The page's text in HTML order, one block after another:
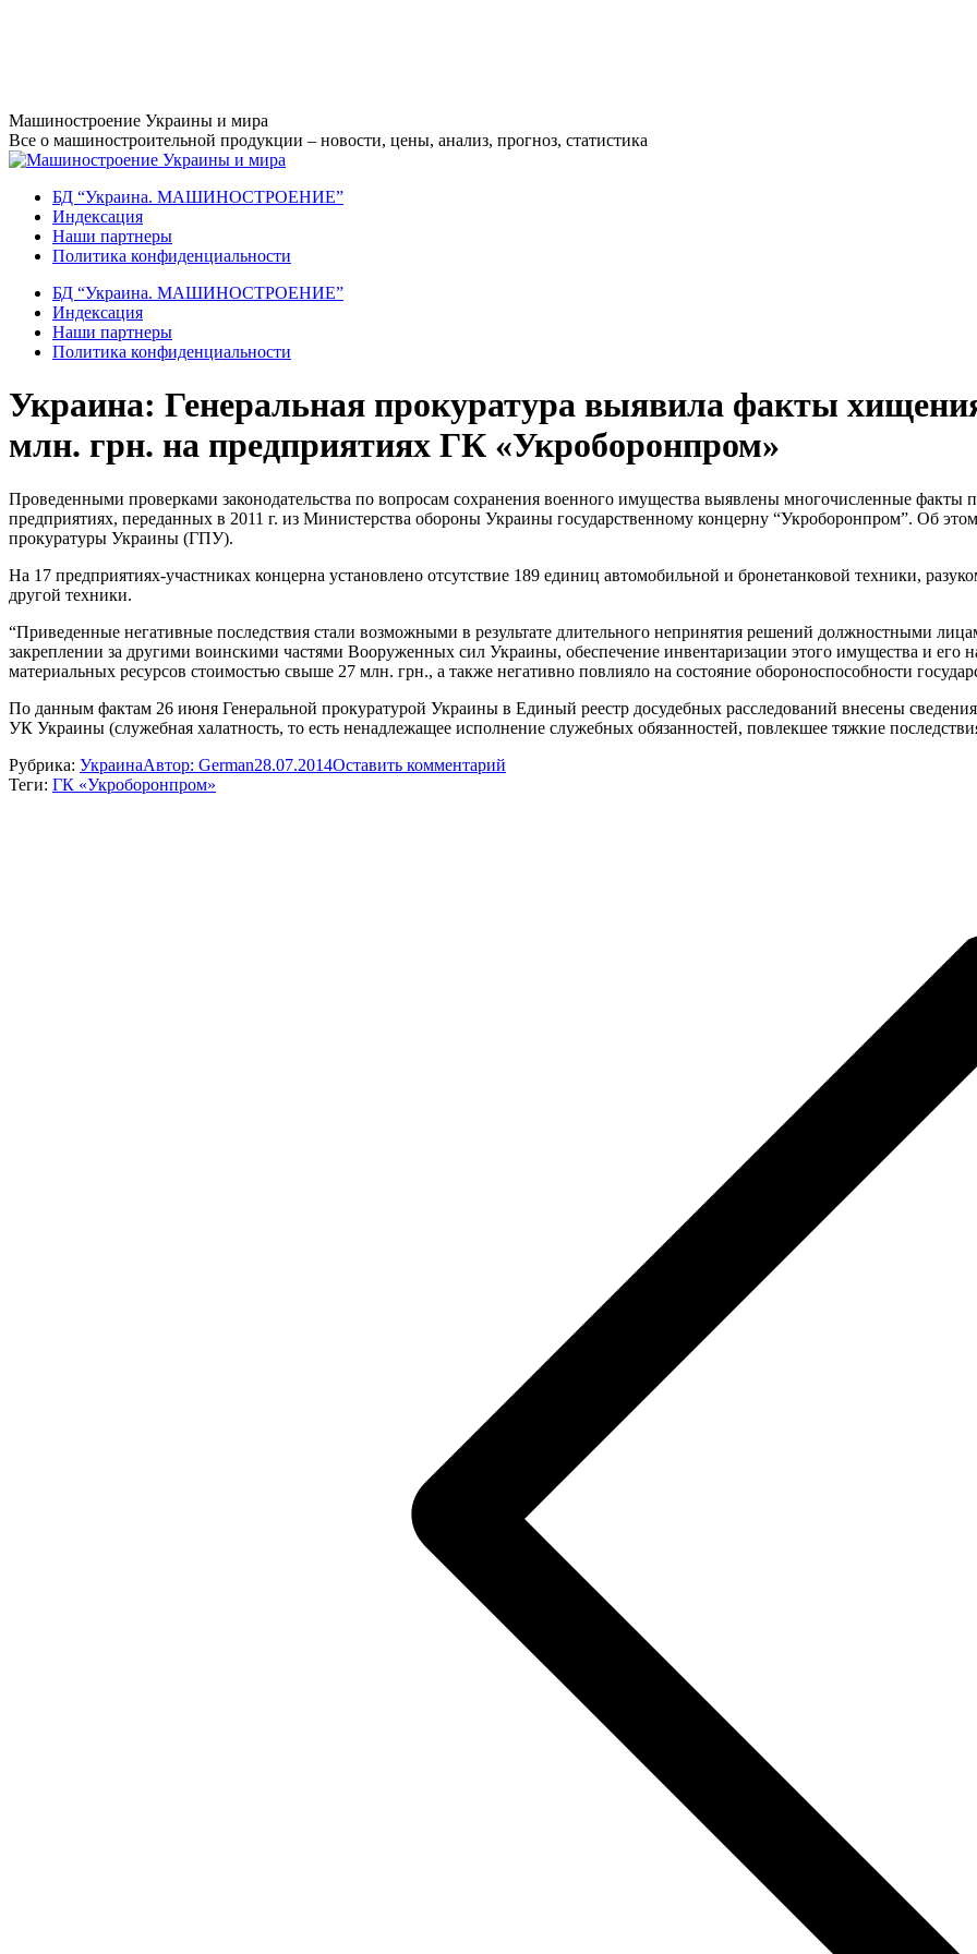
Перейти
к
содержанию
Машиностроение Украины и мира
Все о машиностроительной продукции – новости, цены, анализ, прогноз, статистика
БД “Украина. МАШИНОСТРОЕНИЕ”
Индекcация
Наши партнеры
Политика конфиденциальности
БД “Украина. МАШИНОСТРОЕНИЕ”
Индекcация
Наши партнеры
Политика конфиденциальности
Украина: Генеральная прокуратура выявила факты
млн. грн. на предприятиях ГК «Укроборонпром»
Проведенными проверками законодательства по вопросам сохранения военного имущества выявлены многочисленные факты
предприятиях, переданных в 2011 г. из Министерства обороны Украины государственному концерну “Укроборонпром”. Об
прокуратуры Украины (ГПУ).
На 17 предприятиях-участниках концерна установлено отсутствие 189 единиц автомобильной и бронетанковой техники,
другой техники.
“Приведенные негативные последствия стали возможными в результате длительного непринятия решений должностными
закреплении за другими воинскими частями Вооруженных сил Украины, обеспечение инвентаризации этого имущества и его
материальных ресурсов стоимостью свыше 27 млн. грн., а также негативно повлияло на состояние обороноспособности
По данным фактам 26 июня Генеральной прокуратурой Украины в Единый реестр досудебных расследований внесены
УК Украины (служебная халатность, то есть ненадлежащее исполнение служебных обязанностей, повлекшее тяжкие
Рубрика: УкраинаАвтор: German28.07.2014Оставить комментарий
Теги: ГК «Укроборонпром»